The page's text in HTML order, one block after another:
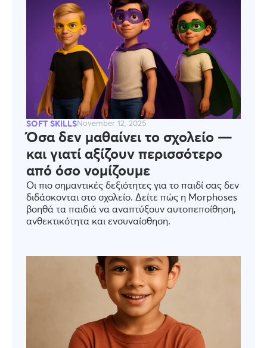
SOFT SKILLSNovember 12, 2025
Όσα δεν μαθαίνει το σχολείο —
και γιατί αξίζουν περισσότερο
από όσο νομίζουμε
Οι πιο σημαντικές δεξιότητες για το παιδί σας δεν
διδάσκονται στο σχολείο. Δείτε πώς η Morphoses
βοηθά τα παιδιά να αναπτύξουν αυτοπεποίθηση,
ανθεκτικότητα και ενσυναίσθηση.